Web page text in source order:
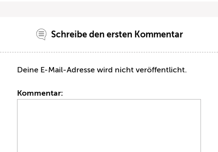
Schreibe den ersten Kommentar
Deine E-Mail-Adresse wird nicht veröffentlicht.
Kommentar: